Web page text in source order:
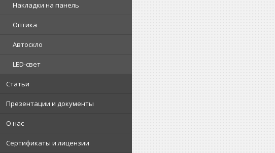
Накладки на панель
Оптика
Автоскло
LED-свет
Статьи
Презентации и документы
О нас
Сертификаты и лицензии